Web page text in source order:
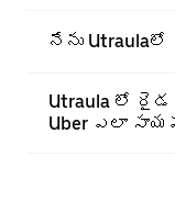
నేను
Utraula లో
Uber ఎలా